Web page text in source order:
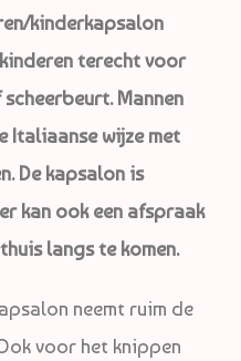
kinderkapsalon
kinderen terecht voor
Mannen
Italiaanse wijze met
De kapsalon is
kan ook een afspraak
langs te komen.
neemt ruim de
voor het knippen